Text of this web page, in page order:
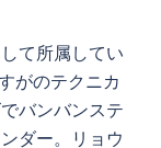
て所属してい
がのテクニカ
バンバンステ
ダー。リョウ